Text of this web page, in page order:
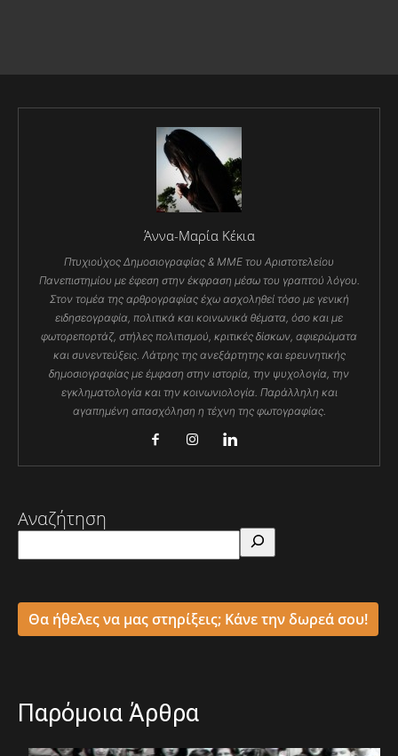
Άννα-Μαρία Κέκια
Πτυχιούχος Δημοσιογραφίας & ΜΜΕ του Αριστοτελείου
Πανεπιστημίου με έφεση στην έκφραση μέσω του γραπτού λόγου.
Στον τομέα της αρθρογραφίας έχω ασχοληθεί τόσο με γενική
ειδησεογραφία, πολιτικά και κοινωνικά θέματα, όσο και με
φωτορεπορτάζ, στήλες πολιτισμού, κριτικές δίσκων, αφιερώματα
και συνεντεύξεις. Λάτρης της ανεξάρτητης και ερευνητικής
δημοσιογραφίας με έμφαση στην ιστορία, την ψυχολογία, την
εγκληματολογία και την κοινωνιολογία. Παράλληλη και
αγαπημένη απασχόληση η τέχνη της φωτογραφίας.
Αναζήτηση
Θα ήθελες να μας στηρίξεις; Κάνε την δωρεά σου!
Παρόμοια Άρθρα